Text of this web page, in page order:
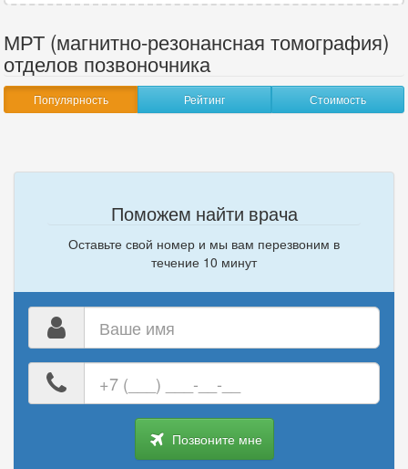
МРТ (магнитно-резонансная томография)
отделов позвоночника
Популярность Рейтинг Стоимость
Поможем найти врача
Оставьте свой номер и мы вам перезвоним в
течение 10 минут
номер
телефона
Позвоните мне